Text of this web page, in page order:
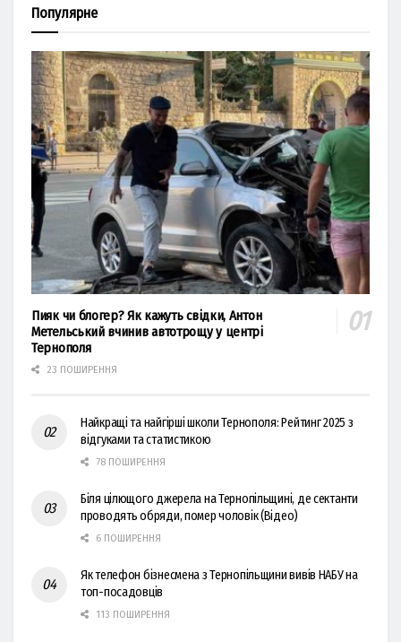
Популярне
Пияк чи блогер? Як кажуть свідки, Антон
Метельський вчинив автотрощу у центрі
Тернополя
23 ПОШИРЕННЯ
Найкращі та найгірші школи Тернополя: Рейтинг 2025 з
відгуками та статистикою
78 ПОШИРЕННЯ
Біля цілющого джерела на Тернопільщині, де сектанти
проводять обряди, помер чоловік (Відео)
6 ПОШИРЕННЯ
Як телефон бізнесмена з Тернопільщини вивів НАБУ на
топ-посадовців
113 ПОШИРЕННЯ